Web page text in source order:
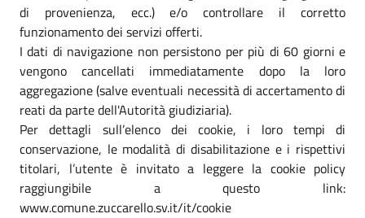
di provenienza, ecc.) e/o controllare il corretto
funzionamento dei servizi offerti.
I dati di navigazione non persistono per più di 60 giorni e
vengono cancellati immediatamente dopo la loro
aggregazione (salve eventuali necessità di accertamento di
reati da parte dell'Autorità giudiziaria).
Per dettagli sull’elenco dei cookie, i loro tempi di
conservazione, le modalità di disabilitazione e i rispettivi
titolari, l’utente è invitato a leggere la cookie policy
raggiungibile a questo link:
www.comune.zuccarello.sv.it/it/cookie